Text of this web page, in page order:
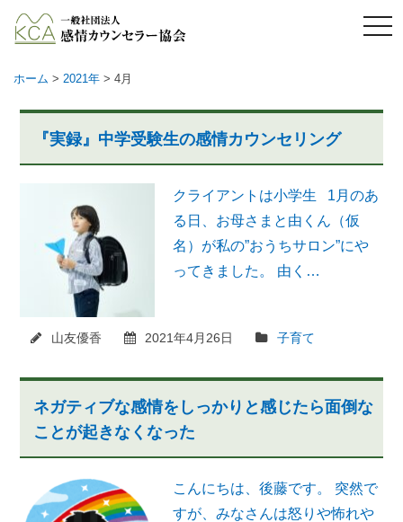
メ
ニ
ホーム > 2021年 > 4月
『実録』中学受験生の感情カウンセリング
クライアントは小学生 1月のあ
る日、お母さまと由くん（仮
名）が私の”おうちサロン”にや
ってきました。 由く…
山友優香 2021年4月26日 子育て
ネガティブな感情をしっかりと感じたら面倒な
ことが起きなくなった
こんにちは、後藤です。 突然で
すが、みなさんは怒りや怖れや